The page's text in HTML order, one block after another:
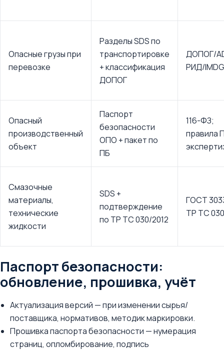
Опасные грузы при
перевозке
Разделы SDS по
транспортировке
+ классификация
ДОПОГ
ДОПОГ/
РИД/
Опасный
производственный
объект
Паспорт
безопасности
ОПО + пакет по
ПБ
116-ФЗ;
правила
Смазочные
материалы,
технические
жидкости
SDS +
подтверждение
по ТР ТС 030/2012
ГОСТ
ТР ТС
Паспорт безопасности:
обновление, прошивка, учёт
Актуализация версий — при изменении сырья/
поставщика, нормативов, методик маркировки.
Прошивка паспорта безопасности — нумерация
страниц, опломбирование, подпись